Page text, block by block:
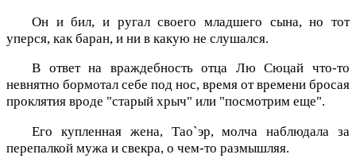
Он и бил, и ругал своего младшего сына, но тот
уперся, как баран, и ни в какую не слушался.
В ответ на враждебность отца Лю Сюцай что-то
невнятно бормотал себе под нос, время от времени бросая
проклятия вроде "старый хрыч" или "посмотрим еще".
Его купленная жена, Тао`эр, молча наблюдала за
перепалкой мужа и свекра, о чем-то размышляя.